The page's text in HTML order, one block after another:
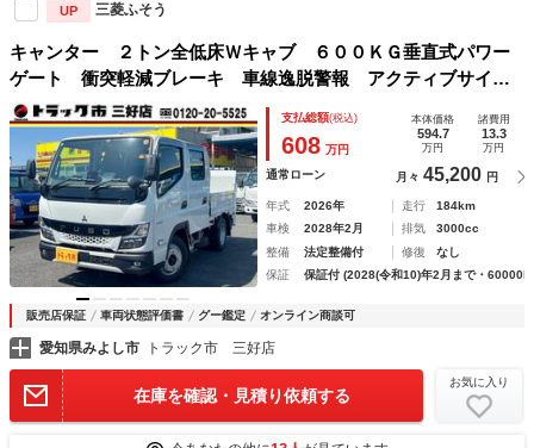
UP 三菱ふそう
キャンター ２トン全低床Ｗキャブ ６００ＫＧ垂直式パワー
ゲート 衝突軽減ブレーキ 車線逸脱警報 アクティブサイド
ガード バックモニター リアヒーター＆クーラー イージー
アクセスキー ＡＴ車
支払総額(税込)
608 万円
本体価格
594.7
万円
諸費用
13.3
万円
通常ローン 月々 45,200 円
年式 2026年 走行
184km
車検
2028年2月 排気
3000cc
整備
法定整備付 修復
なし
保証
保証付 (2028(令和10)年2月まで・
販売店保証 車両状態評価書 グー鑑定 オンライン商談可
愛知県みよし市 トラック市 三好店
在庫を確認・見積り依頼する
お気に入り